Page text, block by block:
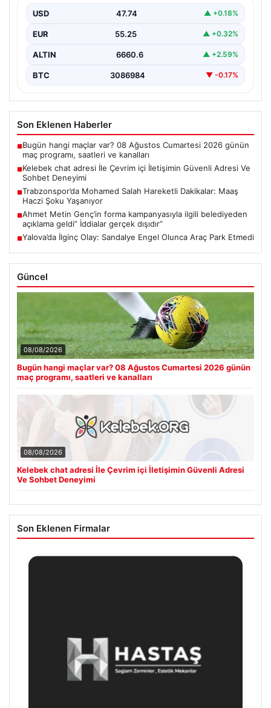
Sanal çağında bireylerin seviyeli bir tarzda bağlantı
USD 47.74 ▲ +0.18%
EUR 55.25 ▲ +0.32%
ALTIN 6660.6 ▲ +2.59%
BTC 3086984 ▼ -0.17%
Son Eklenen Haberler
■Bugün hangi maçlar var? 08 Ağustos Cumartesi 2026 günün
maç programı, saatleri ve kanalları
■Kelebek chat adresi İle Çevrim içi İletişimin Güvenli Adresi Ve
Sohbet Deneyimi
■Trabzonspor’da Mohamed Salah Hareketli Dakikalar: Maaş
Haczi Şoku Yaşanıyor
■Ahmet Metin Genç’in forma kampanyasıyla ilgili belediyeden
açıklama geldi” İddialar gerçek dışıdır”
■Yalova’da İlginç Olay: Sandalye Engel Olunca Araç Park Etmedi
Güncel
08/08/2026
Bugün hangi maçlar var? 08 Ağustos Cumartesi 2026 günün
maç programı, saatleri ve kanalları
08/08/2026
Kelebek chat adresi İle Çevrim içi İletişimin Güvenli Adresi
Ve Sohbet Deneyimi
Son Eklenen Firmalar